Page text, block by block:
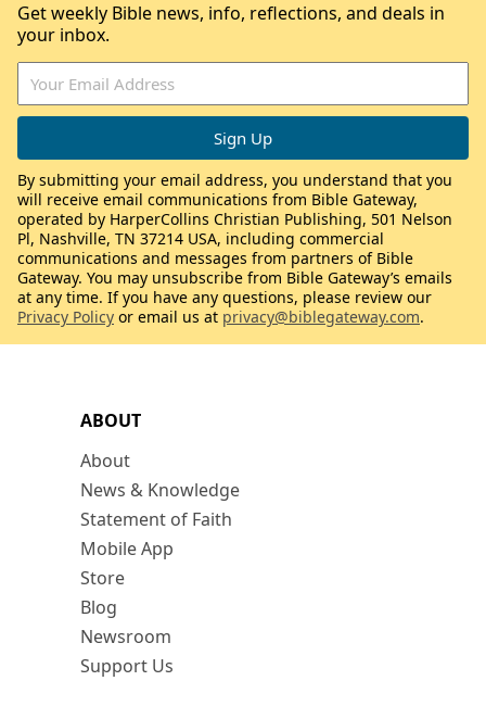
ABOUT
About
News & Knowledge
Statement of Faith
Mobile App
Store
Blog
Newsroom
Support Us
Get weekly Bible news, info, reflections, and deals in
your inbox.
By submitting your email address, you understand that you
will receive email communications from Bible Gateway,
operated by HarperCollins Christian Publishing, 501 Nelson
Pl, Nashville, TN 37214 USA, including commercial
communications and messages from partners of Bible
Gateway. You may unsubscribe from Bible Gateway’s emails
at any time. If you have any questions, please review our
Privacy Policy or email us at privacy@biblegateway.com.